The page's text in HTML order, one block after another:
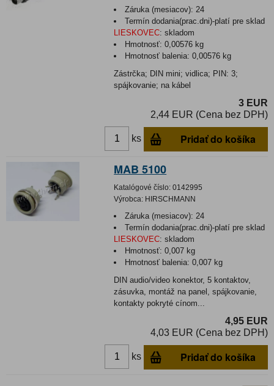
Záruka (mesiacov): 24
Termín dodania(prac.dni)-platí pre sklad
LIESKOVEC: skladom
Hmotnosť:0,00576 kg
Hmotnosť balenia:0,00576 kg
Zástrčka; DIN mini; vidlica; PIN: 3;
spájkovanie; na kábel
3 EUR
2,44 EUR (Cena bez DPH)
ks Pridať do košíka
MAB 5100
Katalógové číslo: 0142995
Výrobca: HIRSCHMANN
Záruka (mesiacov): 24
Termín dodania(prac.dni)-platí pre sklad
LIESKOVEC: skladom
Hmotnosť:0,007 kg
Hmotnosť balenia:0,007 kg
DIN audio/video konektor, 5 kontaktov,
zásuvka, montáž na panel, spájkovanie,
kontakty pokryté cínom...
4,95 EUR
4,03 EUR (Cena bez DPH)
ks Pridať do košíka